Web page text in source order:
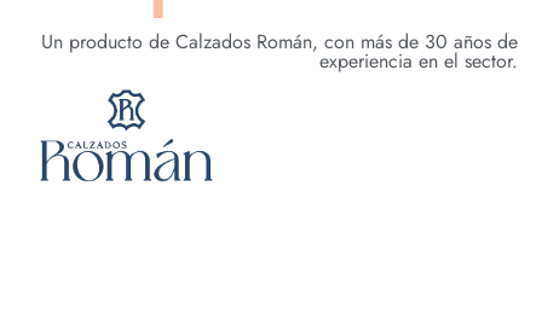
Un producto de Calzados Román, con más de 30 años de
experiencia en el sector.